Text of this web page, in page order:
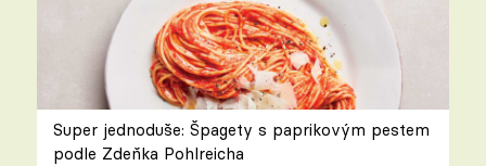
Super jednoduše: Špagety s paprikovým pestem
podle Zdeňka Pohlreicha